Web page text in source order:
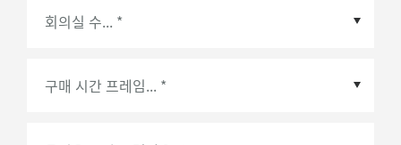
에코시스템 파트너
구매 시간 프레임